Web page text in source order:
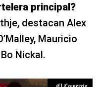
principal?
destacan Alex
Mauricio
Nickal.